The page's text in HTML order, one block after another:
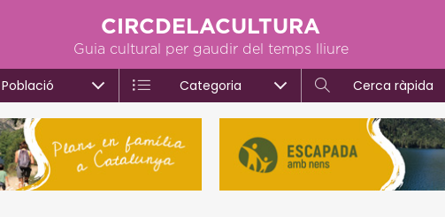
CIRCDELACULTURA
Guia cultural per gaudir del temps lliure
Població Categoria Cerca ràpida